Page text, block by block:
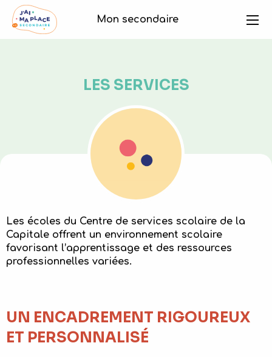
Mon secondaire
LES SERVICES
Les écoles du Centre de services scolaire de la
Capitale offrent un environnement scolaire
favorisant l’apprentissage et des ressources
professionnelles variées.
UN ENCADREMENT RIGOUREUX
ET PERSONNALISÉ